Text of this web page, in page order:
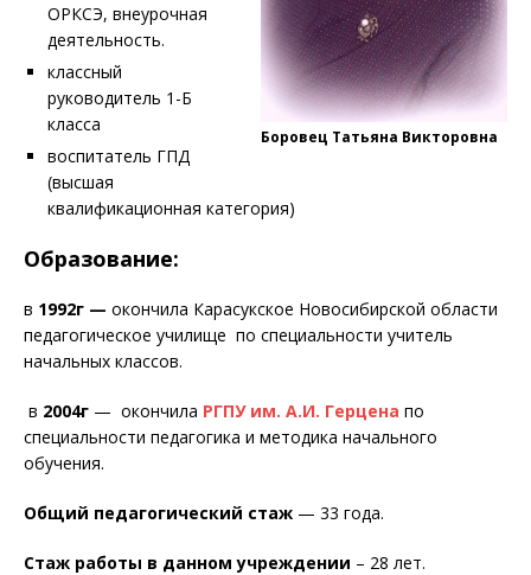
Боровец Татьяна Викторовна
ОРКСЭ, внеурочная
деятельность.
классный
руководитель 1-Б
класса
воспитатель ГПД
(высшая
квалификационная категория)
Образование:
в 1992г — окончила Карасукское Новосибирской области
педагогическое училище по специальности учитель
начальных классов.
в 2004г — окончила РГПУ им. А.И. Герцена по
специальности педагогика и методика начального
обучения.
Общий педагогический стаж — 33 года.
Стаж работы в данном учреждении – 28 лет.